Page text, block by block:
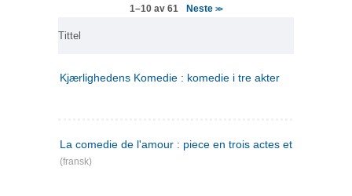
1–10 av 61 Neste>>
Tittel
Kjærlighedens Komedie : komedie i tre akter
La comedie de l'amour : piece en trois actes et en vers
(fransk)